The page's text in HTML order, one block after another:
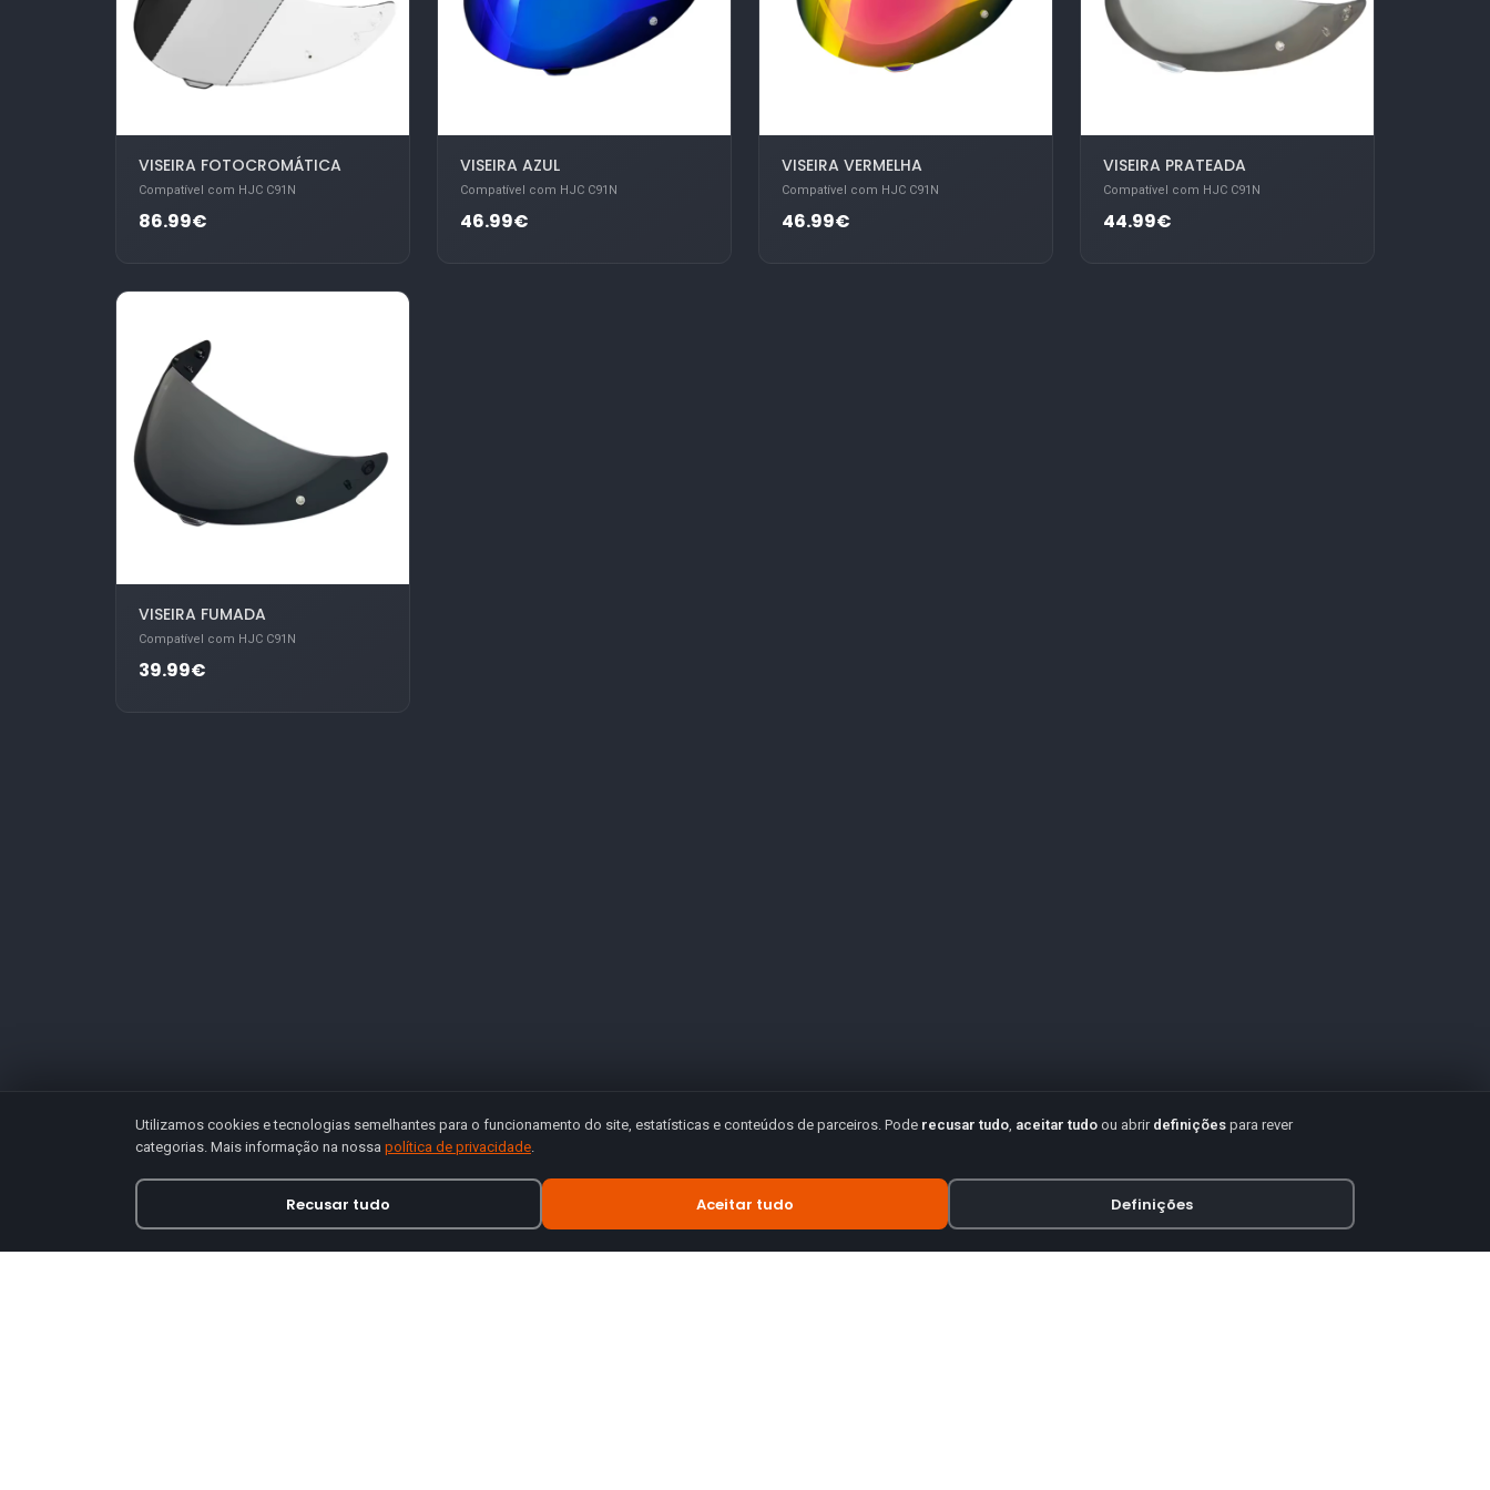
VISEIRA FOTOCROMÁTICA
Compatível com HJC C91N
86.99€
VISEIRA AZUL
Compatível com HJC C91N
46.99€
VISEIRA VERMELHA
Compatível com HJC C91N
46.99€
VISEIRA PRATEADA
Compatível com HJC C91N
44.99€
VISEIRA FUMADA
Compatível com HJC C91N
39.99€
Utilizamos cookies e tecnologias semelhantes para o funcionamento do site, estatísticas e conteúdos de parceiros. Pode recusar tudo, aceitar tudo ou abrir definições para rever
categorias. Mais informação na nossa política de privacidade.
Recusar tudo Aceitar tudo Definições